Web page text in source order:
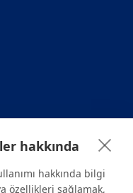
hakkında
hakkında bilgi
özellikleri sağlamak,